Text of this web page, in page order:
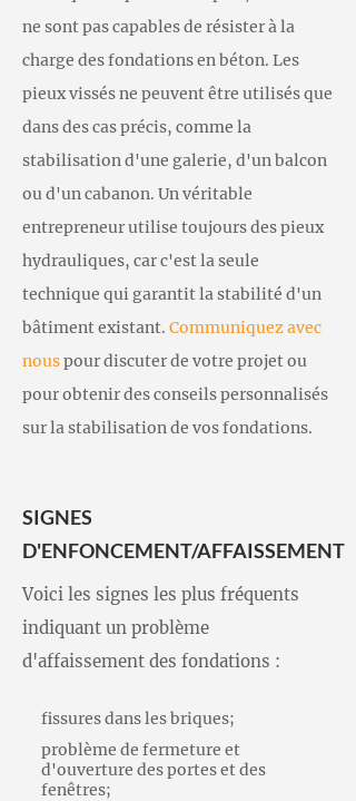
ne sont pas capables de résister à la
charge des fondations en béton. Les
pieux vissés ne peuvent être utilisés que
dans des cas précis, comme la
stabilisation d'une galerie, d'un balcon
ou d'un cabanon. Un véritable
entrepreneur utilise toujours des pieux
hydrauliques, car c'est la seule
technique qui garantit la stabilité d'un
bâtiment existant. Communiquez avec
nouspour discuter de votre projet ou
pour obtenir des conseils personnalisés
sur la stabilisation de vos fondations.
SIGNES
D'ENFONCEMENT/AFFAISSEMENT
Voici les signes les plus fréquents
indiquant un problème
d'affaissement des fondations :
fissures dans les briques;
problème de fermeture et
d'ouverture des portes et des
fenêtres;